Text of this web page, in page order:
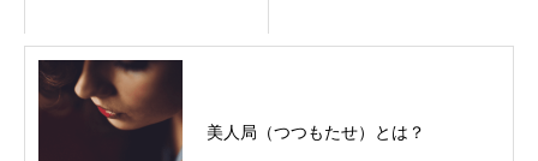
美人局（つつもたせ）とは？